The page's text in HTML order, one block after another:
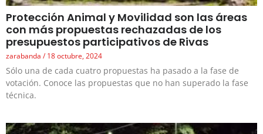
Protección Animal y Movilidad son las áreas
con más propuestas rechazadas de los
presupuestos participativos de Rivas
zarabanda 18 octubre, 2024
Sólo una de cada cuatro propuestas ha pasado a la fase de
votación. Conoce las propuestas que no han superado la fase
técnica.